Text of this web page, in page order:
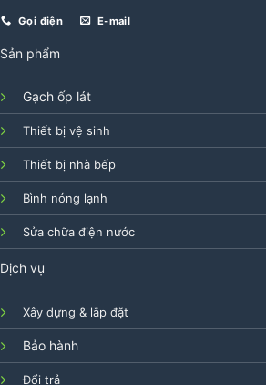
Gọi điện E-mail
Sản phẩm
Gạch ốp lát
Thiết bị vệ sinh
Thiết bị nhà bếp
Bình nóng lạnh
Sửa chữa điện nước
Dịch vụ
Xây dựng & lắp đặt
Bảo hành
Đổi trả